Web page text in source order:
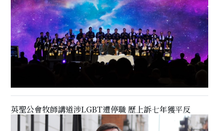
英聖公會牧師講道涉LGBT遭停職 歷上訴七年獲平反